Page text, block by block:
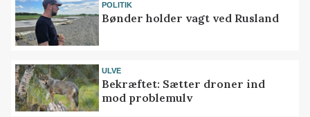
POLITIK
Bønder holder vagt ved Rusland
ULVE
Bekræftet: Sætter droner ind
mod problemulv